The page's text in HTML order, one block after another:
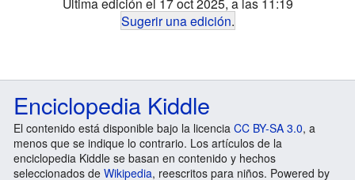
Sugerir una edición.
Enciclopedia Kiddle
El contenido está disponible bajo la licencia CC BY-SA 3.0, a
menos que se indique lo contrario. Los artículos de la
enciclopedia Kiddle se basan en contenido y hechos
seleccionados de Wikipedia, reescritos para niños. Powered by